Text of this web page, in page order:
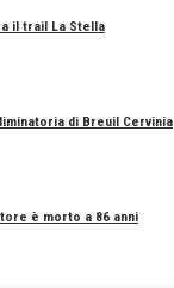
il trail La Stella
di Breuil Cervinia
è morto a 86 anni